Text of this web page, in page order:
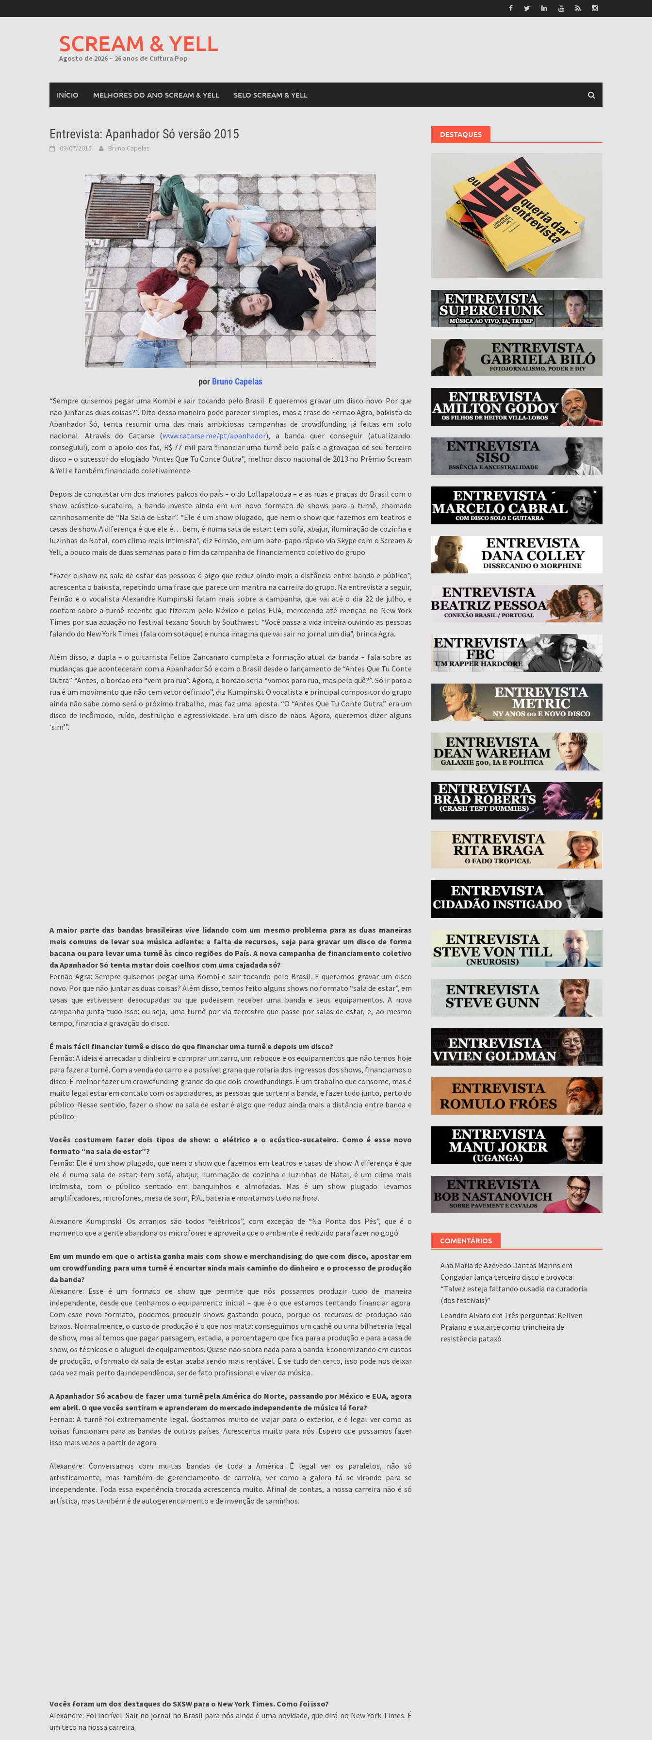
to
SCREAM & YELL
Agosto de 2026 – 26 anos de Cultura Pop
INÍCIO MELHORES DO ANO SCREAM & YELL SELO SCREAM & YELL
Entrevista: Apanhador Só versão 2015
09/07/2015 Bruno Capelas
por Bruno Capelas
“Sempre quisemos pegar uma Kombi e sair tocando pelo Brasil. E queremos gravar um disco novo. Por que
não juntar as duas coisas?”. Dito dessa maneira pode parecer simples, mas a frase de Fernão Agra, baixista da
Apanhador Só, tenta resumir uma das mais ambiciosas campanhas de crowdfunding já feitas em solo
nacional. Através do Catarse (www.catarse.me/pt/apanhador), a banda quer conseguir (atualizando:
conseguiu!), com o apoio dos fãs, R$ 77 mil para financiar uma turnê pelo país e a gravação de seu terceiro
disco – o sucessor do elogiado “Antes Que Tu Conte Outra”, melhor disco nacional de 2013 no Prêmio Scream
& Yell e também financiado coletivamente.
Depois de conquistar um dos maiores palcos do país – o do Lollapalooza – e as ruas e praças do Brasil com o
show acústico-sucateiro, a banda investe ainda em um novo formato de shows para a turnê, chamado
carinhosamente de “Na Sala de Estar”. “Ele é um show plugado, que nem o show que fazemos em teatros e
casas de show. A diferença é que ele é… bem, é numa sala de estar: tem sofá, abajur, iluminação de cozinha e
luzinhas de Natal, com clima mais intimista”, diz Fernão, em um bate-papo rápido via Skype com o Scream &
Yell, a pouco mais de duas semanas para o fim da campanha de financiamento coletivo do grupo.
“Fazer o show na sala de estar das pessoas é algo que reduz ainda mais a distância entre banda e público”,
acrescenta o baixista, repetindo uma frase que parece um mantra na carreira do grupo. Na entrevista a seguir,
Fernão e o vocalista Alexandre Kumpinski falam mais sobre a campanha, que vai até o dia 22 de julho, e
contam sobre a turnê recente que fizeram pelo México e pelos EUA, merecendo até menção no New York
Times por sua atuação no festival texano South by Southwest. “Você passa a vida inteira ouvindo as pessoas
falando do New York Times (fala com sotaque) e nunca imagina que vai sair no jornal um dia”, brinca Agra.
Além disso, a dupla – o guitarrista Felipe Zancanaro completa a formação atual da banda – fala sobre as
mudanças que aconteceram com a Apanhador Só e com o Brasil desde o lançamento de “Antes Que Tu Conte
Outra”. “Antes, o bordão era “vem pra rua”. Agora, o bordão seria “vamos para rua, mas pelo quê?”. Só ir para a
rua é um movimento que não tem vetor definido”, diz Kumpinski. O vocalista e principal compositor do grupo
ainda não sabe como será o próximo trabalho, mas faz uma aposta. “O “Antes Que Tu Conte Outra” era um
disco de incômodo, ruído, destruição e agressividade. Era um disco de nãos. Agora, queremos dizer alguns
‘sim’”.
A maior parte das bandas brasileiras vive lidando com um mesmo problema para as duas maneiras
mais comuns de levar sua música adiante: a falta de recursos, seja para gravar um disco de forma
bacana ou para levar uma turnê às cinco regiões do País. A nova campanha de financiamento coletivo
da Apanhador Só tenta matar dois coelhos com uma cajadada só?
Fernão Agra: Sempre quisemos pegar uma Kombi e sair tocando pelo Brasil. E queremos gravar um disco
novo. Por que não juntar as duas coisas? Além disso, temos feito alguns shows no formato “sala de estar”, em
casas que estivessem desocupadas ou que pudessem receber uma banda e seus equipamentos. A nova
campanha junta tudo isso: ou seja, uma turnê por via terrestre que passe por salas de estar, e, ao mesmo
tempo, financia a gravação do disco.
É mais fácil financiar turnê e disco do que financiar uma turnê e depois um disco?
Fernão: A ideia é arrecadar o dinheiro e comprar um carro, um reboque e os equipamentos que não temos hoje
para fazer a turnê. Com a venda do carro e a possível grana que rolaria dos ingressos dos shows, financiamos o
disco. É melhor fazer um crowdfunding grande do que dois crowdfundings. É um trabalho que consome, mas é
muito legal estar em contato com os apoiadores, as pessoas que curtem a banda, e fazer tudo junto, perto do
público. Nesse sentido, fazer o show na sala de estar é algo que reduz ainda mais a distância entre banda e
público.
Vocês costumam fazer dois tipos de show: o elétrico e o acústico-sucateiro. Como é esse novo
formato “na sala de estar”?
Fernão: Ele é um show plugado, que nem o show que fazemos em teatros e casas de show. A diferença é que
ele é numa sala de estar: tem sofá, abajur, iluminação de cozinha e luzinhas de Natal, é um clima mais
intimista, com o público sentado em banquinhos e almofadas. Mas é um show plugado: levamos
amplificadores, microfones, mesa de som, P.A., bateria e montamos tudo na hora.
Alexandre Kumpinski: Os arranjos são todos “elétricos”, com exceção de “Na Ponta dos Pés”, que é o
momento que a gente abandona os microfones e aproveita que o ambiente é reduzido para fazer no gogó.
Em um mundo em que o artista ganha mais com show e merchandising do que com disco, apostar em
um crowdfunding para uma turnê é encurtar ainda mais caminho do dinheiro e o processo de produção
da banda?
Alexandre: Esse é um formato de show que permite que nós possamos produzir tudo de maneira
independente, desde que tenhamos o equipamento inicial – que é o que estamos tentando financiar agora.
Com esse novo formato, podemos produzir shows gastando pouco, porque os recursos de produção são
baixos. Normalmente, o custo de produção é o que nos mata: conseguimos um cachê ou uma bilheteria legal
de show, mas aí temos que pagar passagem, estadia, a porcentagem que fica para a produção e para a casa de
show, os técnicos e o aluguel de equipamentos. Quase não sobra nada para a banda. Economizando em custos
de produção, o formato da sala de estar acaba sendo mais rentável. E se tudo der certo, isso pode nos deixar
cada vez mais perto da independência, ser de fato profissional e viver da música.
A Apanhador Só acabou de fazer uma turnê pela América do Norte, passando por México e EUA, agora
em abril. O que vocês sentiram e aprenderam do mercado independente de música lá fora?
Fernão: A turnê foi extremamente legal. Gostamos muito de viajar para o exterior, e é legal ver como as
coisas funcionam para as bandas de outros países. Acrescenta muito para nós. Espero que possamos fazer
isso mais vezes a partir de agora.
Alexandre: Conversamos com muitas bandas de toda a América. É legal ver os paralelos, não só
artisticamente, mas também de gerenciamento de carreira, ver como a galera tá se virando para se
independente. Toda essa experiência trocada acrescenta muito. Afinal de contas, a nossa carreira não é só
artística, mas também é de autogerenciamento e de invenção de caminhos.
Vocês foram um dos destaques do SXSW para o New York Times. Como foi isso?
Alexandre: Foi incrível. Sair no jornal no Brasil para nós ainda é uma novidade, que dirá no New York Times. É
um teto na nossa carreira.
DESTAQUES
COMENTÁRIOS
Ana Maria de Azevedo Dantas Marins em
Congadar lança terceiro disco e provoca:
“Talvez esteja faltando ousadia na curadoria
(dos festivais)”
Leandro Alvaro em Três perguntas: Kellven
Praiano e sua arte como trincheira de
resistência pataxó